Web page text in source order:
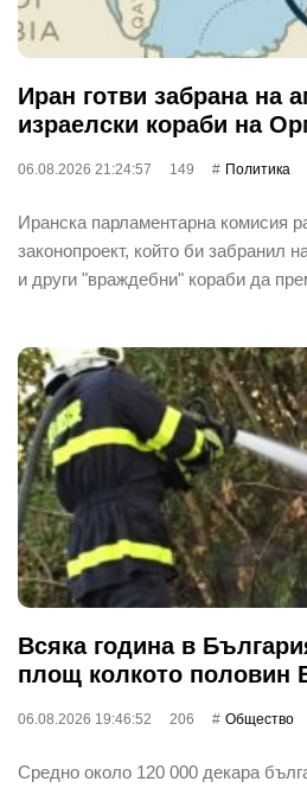
Иран готви забрана на
израелски кораби на
06.08.2026 21:24:57 149 Политика
Иранска парламентарна комисия
законопроект, който би забранил
и други "враждебни" кораби да
Всяка година в
площ колкото половин
06.08.2026 19:46:52 206 Общество
Средно около 120 000 декара